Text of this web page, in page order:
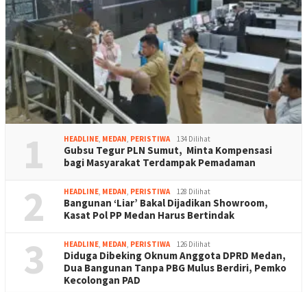
1 HEADLINE, MEDAN, PERISTIWA 134 Dilihat
Gubsu Tegur PLN Sumut, Minta Kompensasi
bagi Masyarakat Terdampak Pemadaman
2 HEADLINE, MEDAN, PERISTIWA 128 Dilihat
Bangunan ‘Liar’ Bakal Dijadikan Showroom,
Kasat Pol PP Medan Harus Bertindak
3 HEADLINE, MEDAN, PERISTIWA 126 Dilihat
Diduga Dibeking Oknum Anggota DPRD Medan,
Dua Bangunan Tanpa PBG Mulus Berdiri, Pemko
Kecolongan PAD